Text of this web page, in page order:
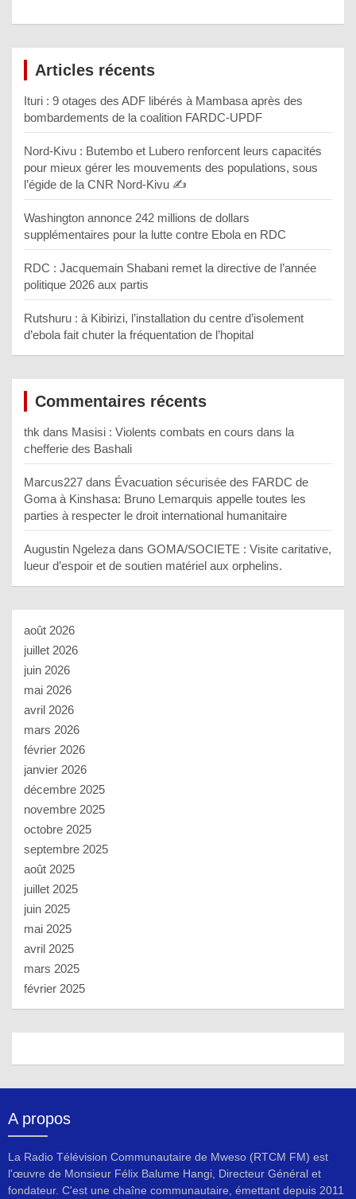
Articles récents
Ituri : 9 otages des ADF libérés à Mambasa après des
bombardements de la coalition FARDC-UPDF
Nord-Kivu : Butembo et Lubero renforcent leurs capacités
pour mieux gérer les mouvements des populations, sous
l’égide de la CNR Nord-Kivu ✍️
Washington annonce 242 millions de dollars
supplémentaires pour la lutte contre Ebola en RDC
RDC : Jacquemain Shabani remet la directive de l’année
politique 2026 aux partis
Rutshuru : à Kibirizi, l’installation du centre d’isolement
d’ebola fait chuter la fréquentation de l’hopital
Commentaires récents
thk dans Masisi : Violents combats en cours dans la
chefferie des Bashali
Marcus227 dans Évacuation sécurisée des FARDC de
Goma à Kinshasa: Bruno Lemarquis appelle toutes les
parties à respecter le droit international humanitaire
Augustin Ngeleza dans GOMA/SOCIETE : Visite caritative,
lueur d’espoir et de soutien matériel aux orphelins.
août 2026
juillet 2026
juin 2026
mai 2026
avril 2026
mars 2026
février 2026
janvier 2026
décembre 2025
novembre 2025
octobre 2025
septembre 2025
août 2025
juillet 2025
juin 2025
mai 2025
avril 2025
mars 2025
février 2025
A propos
La Radio Télévision Communautaire de Mweso (RTCM FM) est
l'œuvre de Monsieur Félix Balume Hangi, Directeur Général et
fondateur. C'est une chaîne communautaire, émettant depuis 2011